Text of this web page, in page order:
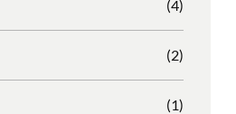
(4)
(2)
(1)